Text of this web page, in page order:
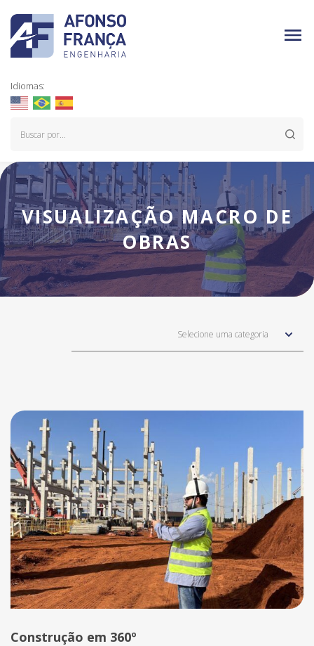
Idiomas:
VISUALIZAÇÃO MACRO DE
OBRAS
Selecione uma categoria
Construção em 360º